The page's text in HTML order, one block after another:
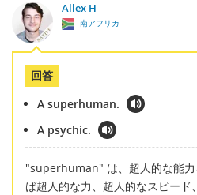
Allex H
南アフリカ
回答
A superhuman.
A psychic.
"superhuman" は、超人的な能力
ば超人的な力、超人的なスピード